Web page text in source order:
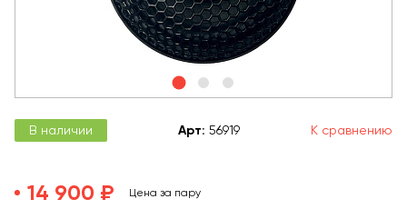
В наличии Арт: 56919 К сравнению
14 900 ₽ Цена за пару